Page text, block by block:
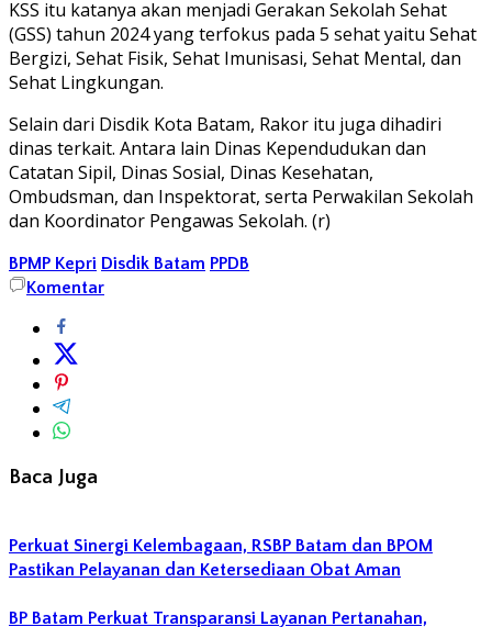
KSS itu katanya akan menjadi Gerakan Sekolah Sehat
(GSS) tahun 2024 yang terfokus pada 5 sehat yaitu Sehat
Bergizi, Sehat Fisik, Sehat Imunisasi, Sehat Mental, dan
Sehat Lingkungan.
Selain dari Disdik Kota Batam, Rakor itu juga dihadiri
dinas terkait. Antara lain Dinas Kependudukan dan
Catatan Sipil, Dinas Sosial, Dinas Kesehatan,
Ombudsman, dan Inspektorat, serta Perwakilan Sekolah
dan Koordinator Pengawas Sekolah. (r)
BPMP Kepri Disdik Batam PPDB
Komentar
Baca Juga
Perkuat Sinergi Kelembagaan, RSBP Batam dan BPOM
Pastikan Pelayanan dan Ketersediaan Obat Aman
BP Batam Perkuat Transparansi Layanan Pertanahan,